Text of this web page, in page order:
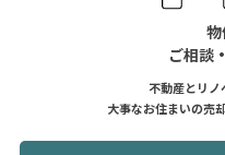
ご相談
不動産とリ
大事なお住まいの売